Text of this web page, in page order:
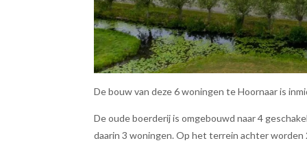
De bouw van deze 6 woningen te Hoornaar is
De oude boerderij is omgebouwd naar 4
daarin 3 woningen. Op het terrein achter worden